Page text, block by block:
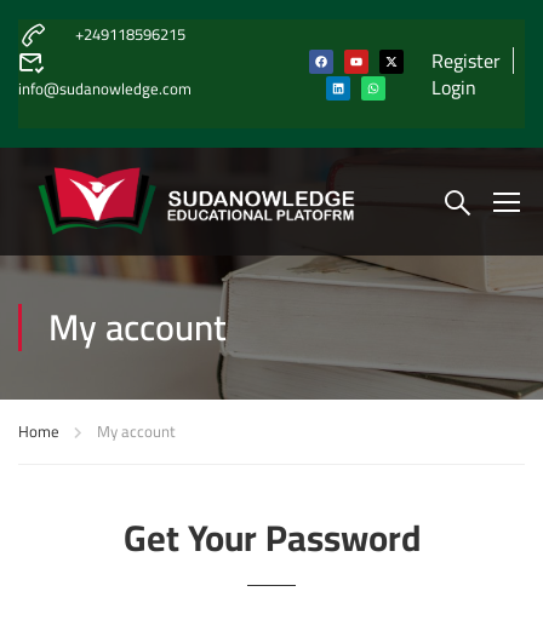
+249118596215
info@sudanowledge.com
Register
Login
My account
Home My account
Get Your Password